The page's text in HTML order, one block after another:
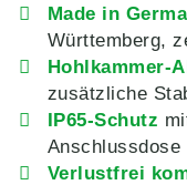
Made in
Württemberg,
Hohlkammer-
zusätzliche
IP65-Schutz
Anschlussdose
Verlustfrei